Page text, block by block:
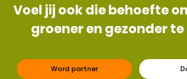
Voel jij ook die behoefte
groener en gezonder
Word partner